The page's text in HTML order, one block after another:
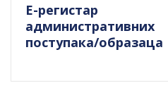
Е-регистар
административних
поступака/образаца